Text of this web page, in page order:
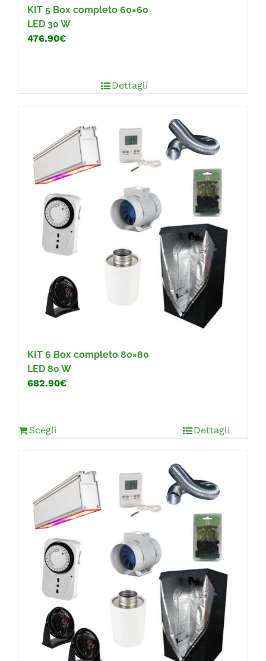
KIT 5 Box completo 60×60
LED 30 W
476.90€
Dettagli
KIT 6 Box completo 80×80
LED 80 W
682.90€
Scegli Dettagli